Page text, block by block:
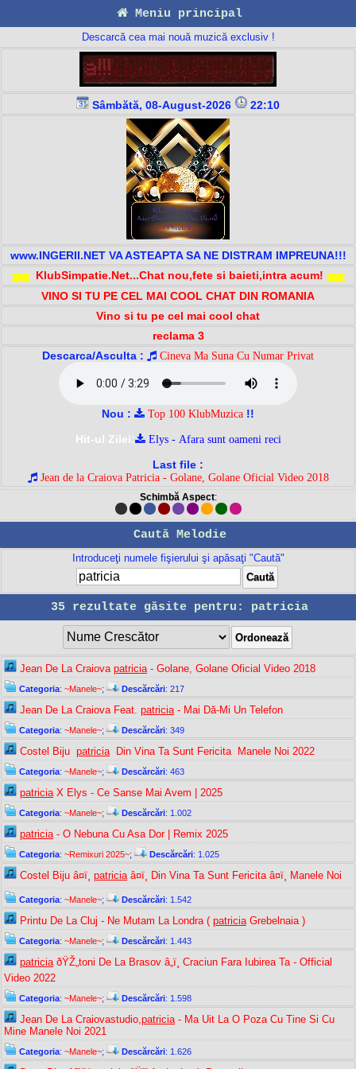
Meniu principal
Descarcă cea mai nouă muzică exclusiv !
Sâmbătă, 08-August-2026 22:10
www.INGERII.NET VA ASTEAPTA SA NE DISTRAM IMPREUNA!!!
KlubSimpatie.Net...Chat nou,fete si baieti,intra acum!
VINO SI TU PE CEL MAI COOL CHAT DIN ROMANIA
Vino si tu pe cel mai cool chat
reclama 3
Descarca/Asculta :
Cineva Ma Suna Cu Numar Privat
Nou : Top 100 KlubMuzica !!
Hit-ul Zilei:
Elys - Afara sunt oameni reci
Last file :
Jean de la Craiova Patricia - Golane, Golane Oficial Video 2018
Schimbă Aspect:
Caută Melodie
Introduceţi numele fişierului şi apăsaţi "Caută"
35 rezultate găsite pentru: patricia
Jean De La Craiova patricia - Golane, Golane Oficial Video 2018
Categoria: ~Manele~; Descărcări: 217
Jean De La Craiova Feat. patricia - Mai Dă-Mi Un Telefon
Categoria: ~Manele~; Descărcări: 349
Costel Biju ️ patricia ️ Din Vina Ta Sunt Fericita ️ Manele Noi 2022
Categoria: ~Manele~; Descărcări: 463
patricia X Elys - Ce Sanse Mai Avem | 2025
Categoria: ~Manele~; Descărcări: 1.002
patricia - O Nebuna Cu Asa Dor | Remix 2025
Categoria: ~Remixuri 2025~; Descărcări: 1.025
Costel Biju â¤ï¸ patricia â¤ï¸ Din Vina Ta Sunt Fericita â¤ï¸ Manele Noi
Categoria: ~Manele~; Descărcări: 1.542
Printu De La Cluj - Ne Mutam La Londra ( patricia Grebelnaia )
Categoria: ~Manele~; Descărcări: 1.443
patricia ðŸŽ„toni De La Brasov â„ï¸ Craciun Fara Iubirea Ta - Official
Video 2022
Categoria: ~Manele~; Descărcări: 1.598
Jean De La Craiovastudio, patricia - Ma Uit La O Poza Cu Tine Si Cu
Mine Manele Noi 2021
Categoria: ~Manele~; Descărcări: 1.626